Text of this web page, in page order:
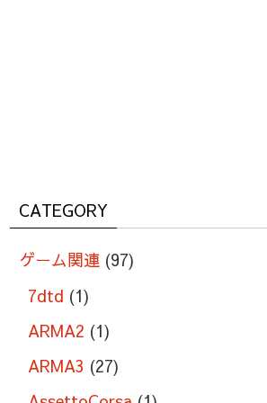
CATEGORY
ゲーム関連 (97)
7dtd (1)
ARMA2 (1)
ARMA3 (27)